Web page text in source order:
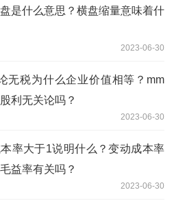
是什么意思？横盘缩量意味着什
2023-06-30
无税为什么企业价值相等？mm
利无关论吗？
2023-06-30
率大于1说明什么？变动成本率
益率有关吗？
2023-06-30